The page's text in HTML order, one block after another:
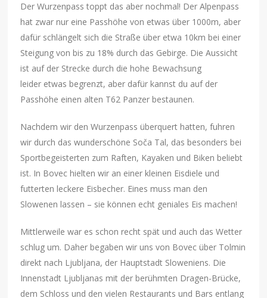
Der Wurzenpass toppt das aber nochmal! Der Alpenpass
hat zwar nur eine Passhöhe von etwas über 1000m, aber
dafür schlängelt sich die Straße über etwa 10km bei einer
Steigung von bis zu 18% durch das Gebirge. Die Aussicht
ist auf der Strecke durch die hohe Bewachsung
leider etwas begrenzt, aber dafür kannst du auf der
Passhöhe einen alten T62 Panzer bestaunen.
Nachdem wir den Wurzenpass überquert hatten, fuhren
wir durch das wunderschöne Soča Tal, das besonders bei
Sportbegeisterten zum Raften, Kayaken und Biken beliebt
ist. In Bovec hielten wir an einer kleinen Eisdiele und
futterten leckere Eisbecher. Eines muss man den
Slowenen lassen – sie können echt geniales Eis machen!
Mittlerweile war es schon recht spät und auch das Wetter
schlug um. Daher begaben wir uns von Bovec über Tolmin
direkt nach Ljubljana, der Hauptstadt Sloweniens. Die
Innenstadt Ljubljanas mit der berühmten Dragen-Brücke,
dem Schloss und den vielen Restaurants und Bars entlang